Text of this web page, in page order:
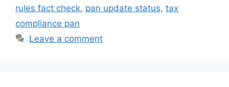
rules fact check, pan update status, tax
compliance pan
Leave a comment